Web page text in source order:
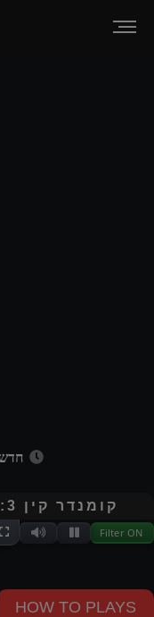
קומנדר קין 3: קין חייב למות!
Filter ON
HOW TO PLAYS